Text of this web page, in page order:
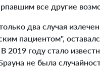
все другие
два случая
пациентом",
2019 году стало
не была